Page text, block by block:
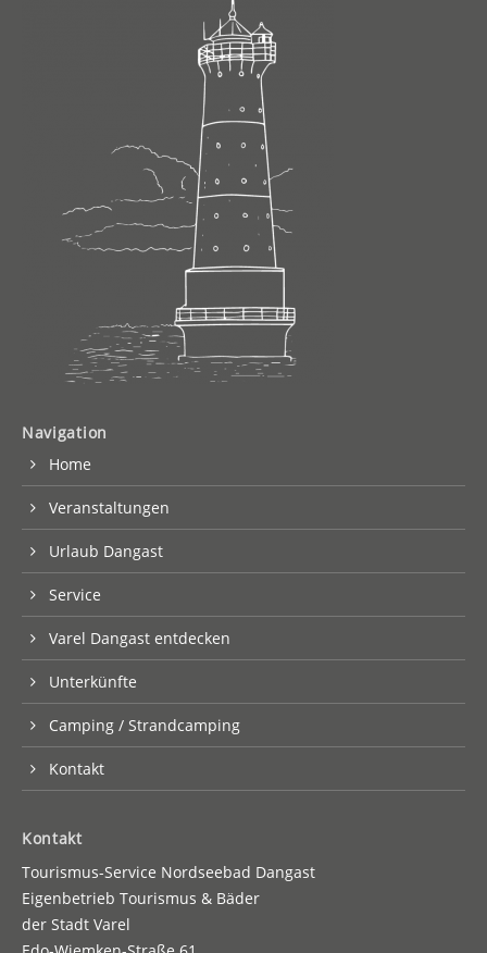
Navigation
Home
Veranstaltungen
Urlaub Dangast
Service
Varel Dangast entdecken
Unterkünfte
Camping / Strandcamping
Kontakt
Kontakt
Tourismus-Service Nordseebad Dangast
Eigenbetrieb Tourismus & Bäder
der Stadt Varel